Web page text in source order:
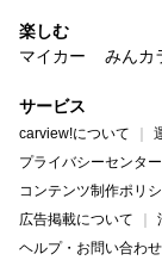
楽しむ
マイカー
みんカ
サービス
carview!について
プライバシーセンター
コンテンツ制作ポリ
広告掲載について
ヘルプ・お問い合わせ